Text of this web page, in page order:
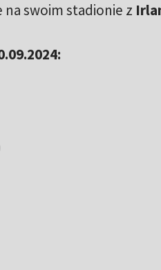
swoim stadionie z